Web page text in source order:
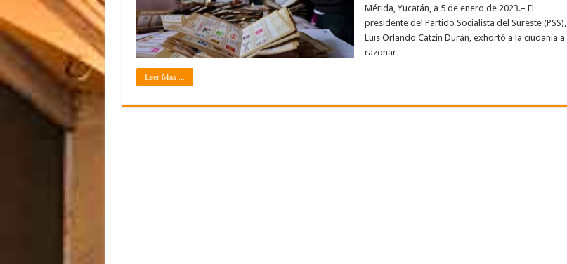
Mérida, Yucatán, a 5 de enero de 2023.– El
presidente del Partido Socialista del Sureste (PSS),
Luis Orlando Catzín Durán, exhortó a la ciudanía a
razonar …
Leer Mas ...